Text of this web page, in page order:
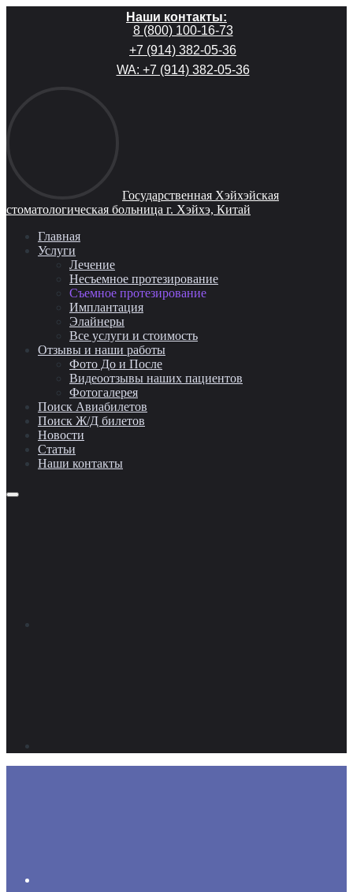
Наши контакты:
8 (800) 100-16-73
+7 (914) 382-05-36
WA: +7 (914) 382-05-36
Государственная Хэйхэйская
стоматологическая больница г. Хэйхэ, Китай
Главная
Услуги
Лечение
Несъемное протезирование
Съемное протезирование
Имплантация
Элайнеры
Все услуги и стоимость
Отзывы и наши работы
Фото До и После
Видеоотзывы наших пациентов
Фотогалерея
Поиск Авиабилетов
Поиск Ж/Д билетов
Новости
Статьи
Наши контакты